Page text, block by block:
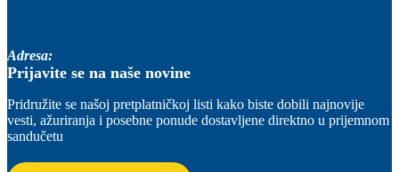
Adresa:
Prijavite se na naše novine
Pridružite se našoj pretplatničkoj listi kako biste dobili najnovije
vesti, ažuriranja i posebne ponude dostavljene direktno u prijemnom
sandučetu